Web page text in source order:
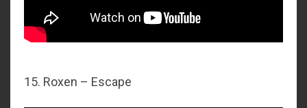
15. Roxen – Escape